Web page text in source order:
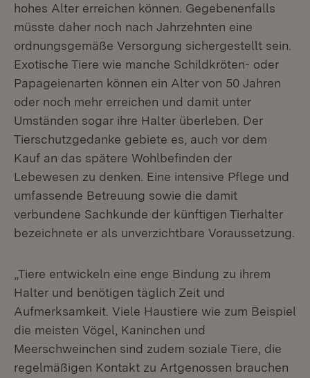
hohes Alter erreichen können. Gegebenenfalls
müsste daher noch nach Jahrzehnten eine
ordnungsgemäße Versorgung sichergestellt sein.
Exotische Tiere wie manche Schildkröten- oder
Papageienarten können ein Alter von 50 Jahren
oder noch mehr erreichen und damit unter
Umständen sogar ihre Halter überleben. Der
Tierschutzgedanke gebiete es, auch vor dem
Kauf an das spätere Wohlbefinden der
Lebewesen zu denken. Eine intensive Pflege und
umfassende Betreuung sowie die damit
verbundene Sachkunde der künftigen Tierhalter
bezeichnete er als unverzichtbare Voraussetzung.
„Tiere entwickeln eine enge Bindung zu ihrem
Halter und benötigen täglich Zeit und
Aufmerksamkeit. Viele Haustiere wie zum Beispiel
die meisten Vögel, Kaninchen und
Meerschweinchen sind zudem soziale Tiere, die
regelmäßigen Kontakt zu Artgenossen brauchen